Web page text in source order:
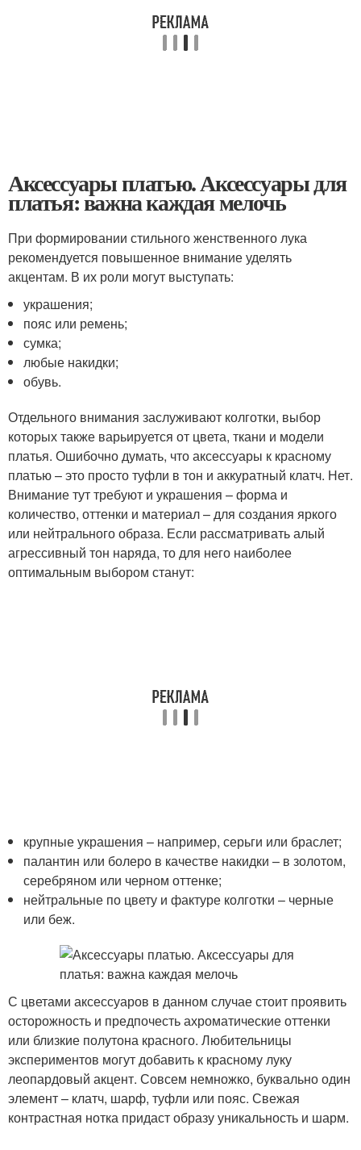
Аксессуары платью. Аксессуары для
платья: важна каждая мелочь
При формировании стильного женственного лука
рекомендуется повышенное внимание уделять
акцентам. В их роли могут выступать:
украшения;
пояс или ремень;
сумка;
любые накидки;
обувь.
Отдельного внимания заслуживают колготки, выбор
которых также варьируется от цвета, ткани и модели
платья. Ошибочно думать, что аксессуары к красному
платью – это просто туфли в тон и аккуратный клатч. Нет.
Внимание тут требуют и украшения – форма и
количество, оттенки и материал – для создания яркого
или нейтрального образа. Если рассматривать алый
агрессивный тон наряда, то для него наиболее
оптимальным выбором станут:
крупные украшения – например, серьги или браслет;
палантин или болеро в качестве накидки – в золотом,
серебряном или черном оттенке;
нейтральные по цвету и фактуре колготки – черные
или беж.
С цветами аксессуаров в данном случае стоит проявить
осторожность и предпочесть ахроматические оттенки
или близкие полутона красного. Любительницы
экспериментов могут добавить к красному луку
леопардовый акцент. Совсем немножко, буквально один
элемент – клатч, шарф, туфли или пояс. Свежая
контрастная нотка придаст образу уникальность и шарм.